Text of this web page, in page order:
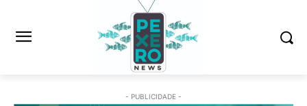
- PUBLICIDADE -